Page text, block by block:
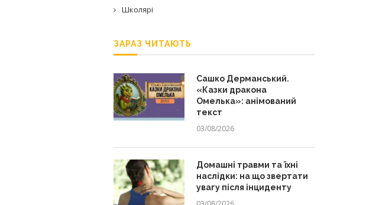
Школярі
ЗАРАЗ ЧИТАЮТЬ
Сашко Дерманський.
«Казки дракона
Омелька»: анімований
текст
03/08/2026
Домашні травми та їхні
наслідки: на що звертати
увагу після інциденту